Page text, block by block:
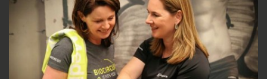
Lidmaatschapstest
BENIEUWD WAT BIJ JE PAST?